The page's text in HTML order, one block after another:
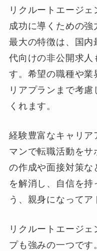
リクルートエージ
成功に導くための
最大の特徴は、国
代向けの非公開求
す。希望の職種や業
リアプランまで考
くれます。
経験豊富なキャリア
マンで転職活動を
の作成や面接対策な
を解消し、自信を持
う、親身になってア
リクルートエージ
プも強みの一つで